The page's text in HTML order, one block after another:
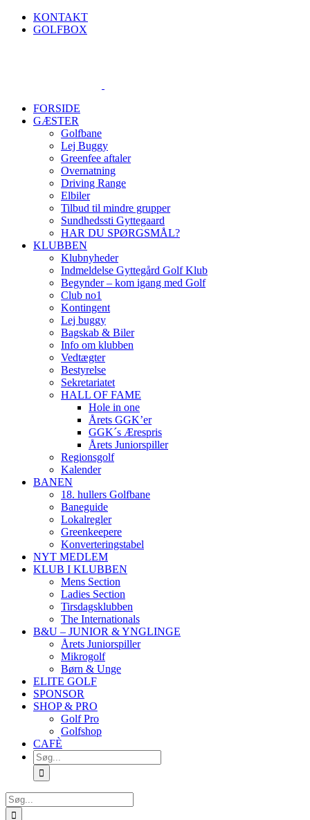
Skip
KONTAKT
GOLFBOX
FORSIDE
GÆSTER
Golfbane
Lej Buggy
Greenfee aftaler
Overnatning
Driving Range
Elbiler
Tilbud til mindre grupper
Sundhedssti Gyttegaard
HAR DU SPØRGSMÅL?
KLUBBEN
Klubnyheder
Indmeldelse Gyttegård Golf Klub
Begynder – kom igang med Golf
Club no1
Kontingent
Lej buggy
Bagskab & Biler
Info om klubben
Vedtægter
Bestyrelse
Sekretariatet
HALL OF FAME
Hole in one
Årets GGK’er
GGK´s Ærespris
Årets Juniorspiller
Regionsgolf
Kalender
BANEN
18. hullers Golfbane
Baneguide
Lokalregler
Greenkeepere
Konverteringstabel
NYT MEDLEM
KLUB I KLUBBEN
Mens Section
Ladies Section
Tirsdagsklubben
The Internationals
B&U – JUNIOR & YNGLINGE
Årets Juniorspiller
Mikrogolf
Børn & Unge
ELITE GOLF
SPONSOR
SHOP & PRO
Golf Pro
Golfshop
CAFÈ
Søg
efter:
Søg
efter: